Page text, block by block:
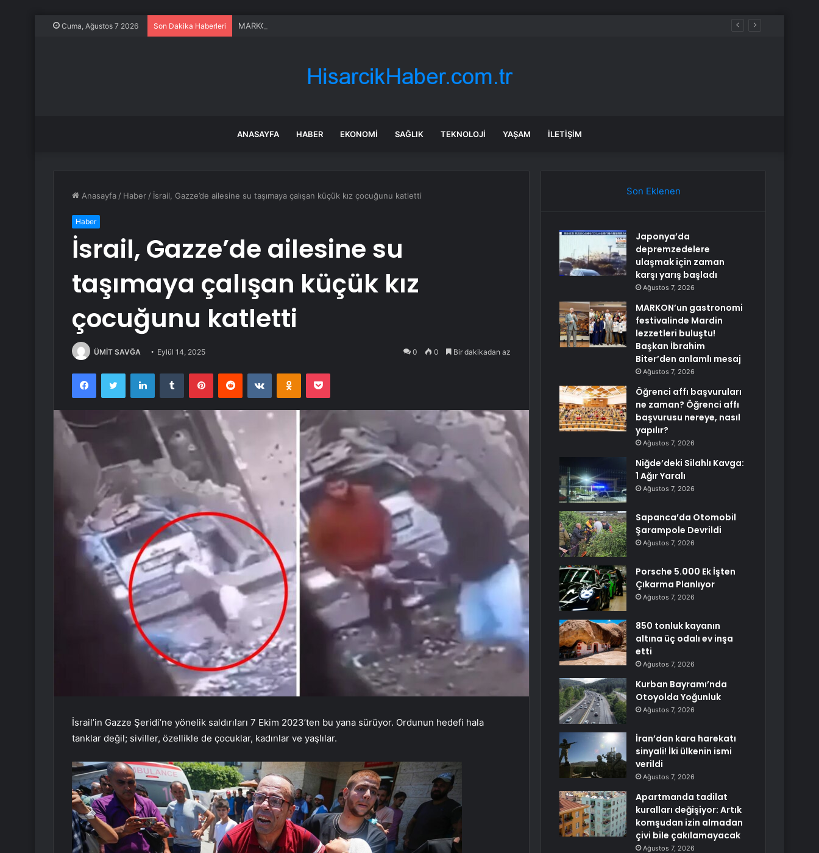
Cuma, Ağustos 7 2026 Son Dakika Haberleri MARKON’un gastronomi festivalinde Mardin lezzetleri buluştu! Başkan İbrahim Biter’den anlamlı mesaj
ANASAYFA HABER EKONOMI SAĞLIK TEKNOLOJI YAŞAM İLETIŞIM
Anasayfa / Haber / İsrail, Gazze’de ailesine su taşımaya çalışan küçük kız çocuğunu katletti
Haber
İsrail, Gazze’de ailesine su
taşımaya çalışan küçük kız
çocuğunu katletti
ÜMİT SAVĞA Eylül 14, 2025 0 0 Bir dakikadan az
FacebookTwitter LinkedInTumblr PinterestReddit VKontakteOdnoklassniki
Pocket
İsrail’in Gazze Şeridi’ne yönelik saldırıları 7 Ekim 2023’ten bu yana sürüyor. Ordunun hedefi hala
tanklar değil; siviller, özellikle de çocuklar, kadınlar ve yaşlılar.
Son Eklenen
Japonya’da
depremzedelere
ulaşmak için zaman
karşı yarış başladı
Ağustos 7, 2026
MARKON’un gastronomi
festivalinde Mardin
lezzetleri buluştu!
Başkan İbrahim
Biter’den anlamlı mesaj
Ağustos 7, 2026
Öğrenci affı başvuruları
ne zaman? Öğrenci affı
başvurusu nereye, nasıl
yapılır?
Ağustos 7, 2026
Niğde’deki Silahlı Kavga:
1 Ağır Yaralı
Ağustos 7, 2026
Sapanca’da Otomobil
Şarampole Devrildi
Ağustos 7, 2026
Porsche 5.000 Ek İşten
Çıkarma Planlıyor
Ağustos 7, 2026
850 tonluk kayanın
altına üç odalı ev inşa
etti
Ağustos 7, 2026
Kurban Bayramı’nda
Otoyolda Yoğunluk
Ağustos 7, 2026
İran’dan kara harekatı
sinyali! İki ülkenin ismi
verildi
Ağustos 7, 2026
Apartmanda tadilat
kuralları değişiyor: Artık
komşudan izin almadan
çivi bile çakılamayacak
Ağustos 7, 2026